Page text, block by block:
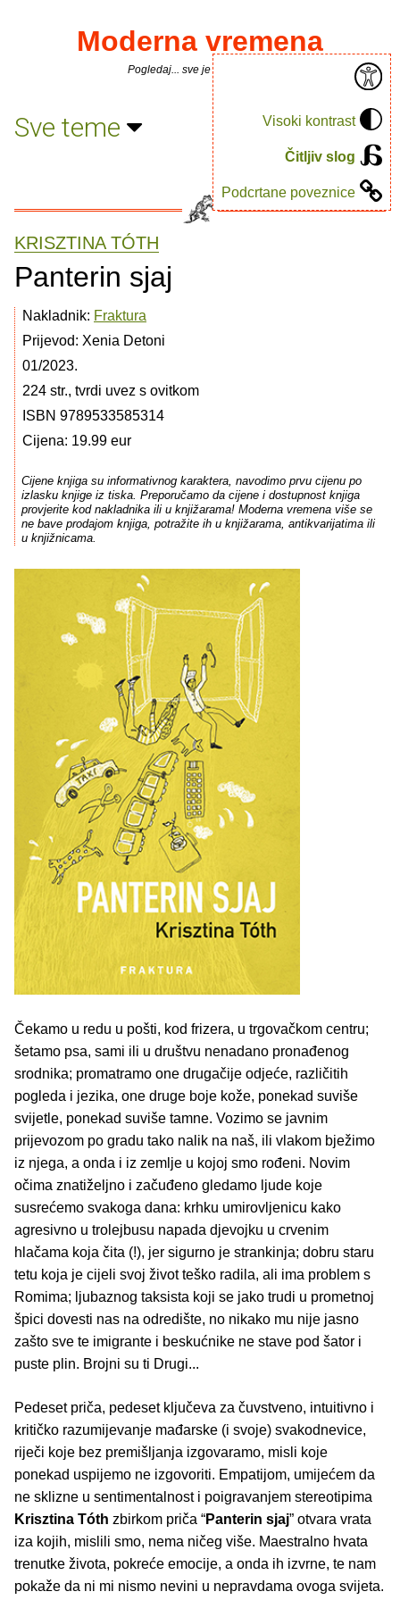
Visoki kontrast
Čitljiv slog
Podcrtane poveznice
Moderna vremena
Pogledaj... sve je puno knjiga.
Sve teme
KRISZTINA TÓTH
Panterin sjaj
Nakladnik: Fraktura
Prijevod: Xenia Detoni
01/2023.
224 str., tvrdi uvez s ovitkom
ISBN 9789533585314
Cijena: 19.99 eur
Cijene knjiga su informativnog karaktera, navodimo prvu cijenu po
izlasku knjige iz tiska. Preporučamo da cijene i dostupnost knjiga
provjerite kod nakladnika ili u knjižarama! Moderna vremena više se
ne bave prodajom knjiga, potražite ih u knjižarama, antikvarijatima ili
u knjižnicama.
Čekamo u redu u pošti, kod frizera, u trgovačkom centru;
šetamo psa, sami ili u društvu nenadano pronađenog
srodnika; promatramo one drugačije odjeće, različitih
pogleda i jezika, one druge boje kože, ponekad suviše
svijetle, ponekad suviše tamne. Vozimo se javnim
prijevozom po gradu tako nalik na naš, ili vlakom bježimo
iz njega, a onda i iz zemlje u kojoj smo rođeni. Novim
očima znatiželjno i začuđeno gledamo ljude koje
susrećemo svakoga dana: krhku umirovljenicu kako
agresivno u trolejbusu napada djevojku u crvenim
hlačama koja čita (!), jer sigurno je strankinja; dobru staru
tetu koja je cijeli svoj život teško radila, ali ima problem s
Romima; ljubaznog taksista koji se jako trudi u prometnoj
špici dovesti nas na odredište, no nikako mu nije jasno
zašto sve te imigrante i beskućnike ne stave pod šator i
puste plin. Brojni su ti Drugi...
Pedeset priča, pedeset ključeva za čuvstveno, intuitivno i
kritičko razumijevanje mađarske (i svoje) svakodnevice,
riječi koje bez premišljanja izgovaramo, misli koje
ponekad uspijemo ne izgovoriti. Empatijom, umijećem da
ne sklizne u sentimentalnost i poigravanjem stereotipima
Krisztina Tóth zbirkom priča “Panterin sjaj” otvara vrata
iza kojih, mislili smo, nema ničeg više. Maestralno hvata
trenutke života, pokreće emocije, a onda ih izvrne, te nam
pokaže da ni mi nismo nevini u nepravdama ovoga svijeta.